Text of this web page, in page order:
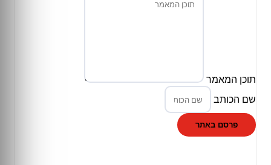
תוכן המאמר
שם הכותב
פרסם באתר